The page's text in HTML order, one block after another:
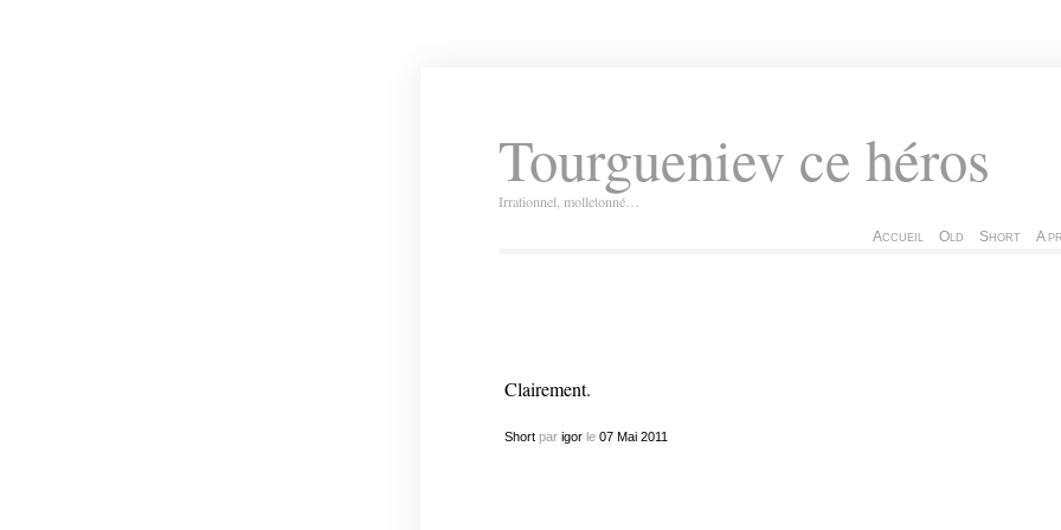
Tourgueniev ce héros
Irrationnel, molletonné…
Accueil Old Short A
Clairement.
Shortpar igorle 07 Mai 2011